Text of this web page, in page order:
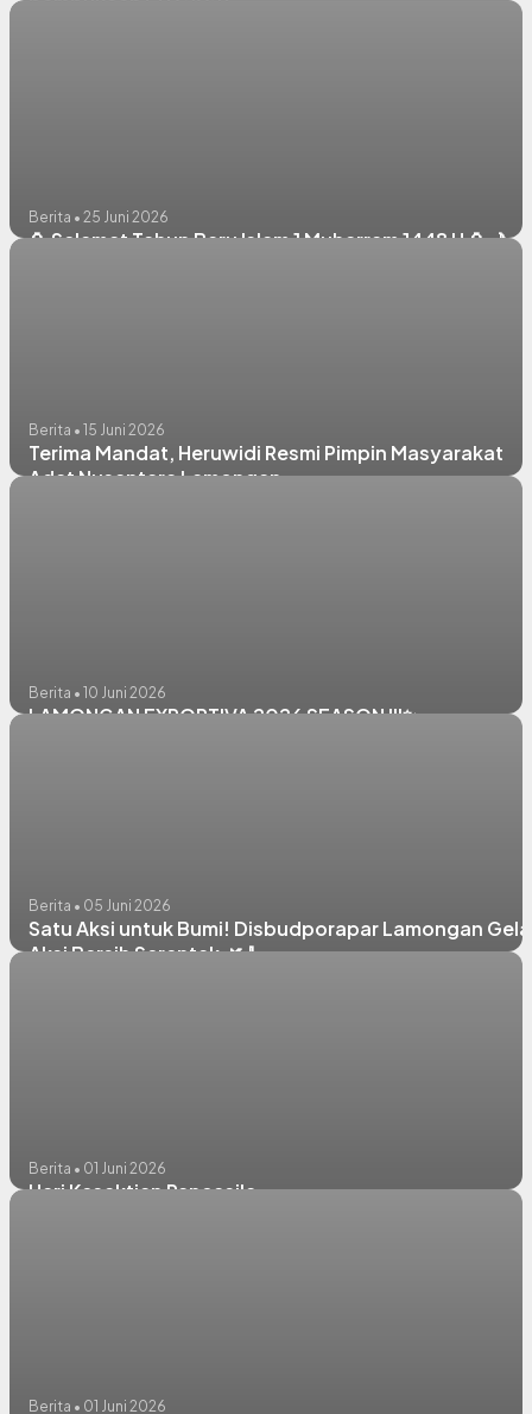
Berita • 25 Juni 2026
🏮 Selamat Tahun Baru Islam 1 Muharram 1448 H 🏮🌙
Berita • 15 Juni 2026
Terima Mandat, Heruwidi Resmi Pimpin Masyarakat
Adat Nusantara Lamongan
Berita • 10 Juni 2026
LAMONGAN EXPORTIVA 2026 SEASON III✨
Berita • 05 Juni 2026
Satu Aksi untuk Bumi! Disbudporapar Lamongan
Aksi Bersih Serentak 🌿🧹
Berita • 01 Juni 2026
Hari Kesaktian Pancasila
Berita • 01 Juni 2026